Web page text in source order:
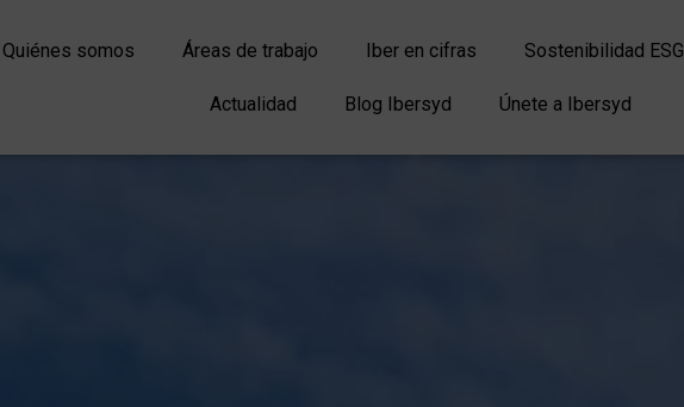
Quiénes somos Áreas de trabajo Iber en cifras Sostenibilidad ESG
Actualidad Blog Ibersyd Únete a Ibersyd